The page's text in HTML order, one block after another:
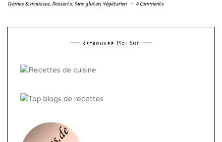
Crèmes & mousses, Desserts, Sans gluten, Végétarien - 4 Comments
Retrouvez Moi Sur